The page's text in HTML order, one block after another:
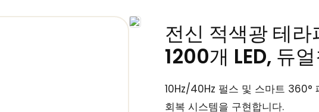
전신 적색광 테
1200개 LED, 듀
10Hz/40Hz 펄스 및 스마트 360°
회복 시스템을 구현합니다.